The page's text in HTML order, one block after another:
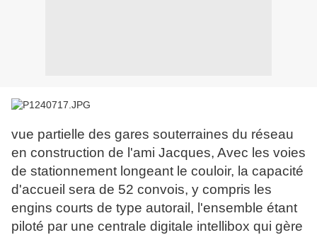
vue partielle des gares souterraines du réseau
en construction de l'ami Jacques, Avec les voies
de stationnement longeant le couloir, la capacité
d'accueil sera de 52 convois, y compris les
engins courts de type autorail, l'ensemble étant
piloté par une centrale digitale intellibox qui gère